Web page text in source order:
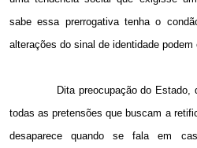
sabe essa prerrogativa tenha o
alterações do sinal de identidade podem
Dita preocupação do Estado,
todas as pretensões que buscam a
desaparece quando se fala em